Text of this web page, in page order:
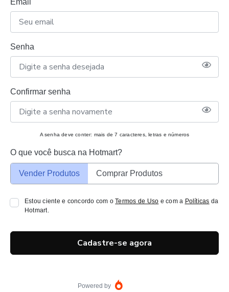
Email
Senha
Confirmar senha
A senha deve conter: mais de 7 caracteres, letras e números
O que você busca na Hotmart?
Vender Produtos Comprar Produtos
Estou ciente e concordo com oTermos de Uso e com a Políticas da
Hotmart.
Cadastre-se agora
Powered by